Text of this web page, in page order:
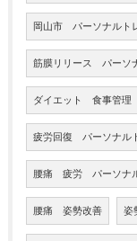
岡山市 パーソナルト
筋膜リリース パーソ
ダイエット 食事管理
疲労回復 パーソナル
腰痛 疲労 パーソナ
腰痛 姿勢改善 姿